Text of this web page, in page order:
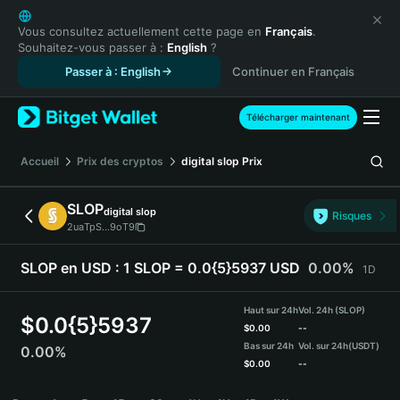
English
日本語
Tiếng Việt
Español (Latinoamérica)
Türkçe
Français
Deutsch
简体中文
繁體中文
Português (Portugal)
Bahasa Indonesia
ภาษาไทย
Español
Español (Argentina)
Vous consultez actuellement cette page en Français.
Souhaitez-vous passer à : English ?
Passer à : English
Continuer en Français
Télécharger maintenant
Accueil Prix des cryptos digital slop Prix
SLOPdigital slop
2uaTpS...9oT9
Risques
SLOP en USD : 1 SLOP = 0.0{5}5937 USD 0.00% 1D
$0.0{5}5937
0.00%
Haut sur 24h
$0.00
Bas sur 24h
$0.00
Vol. 24h (SLOP)
--
Vol. sur 24h(USDT)
--